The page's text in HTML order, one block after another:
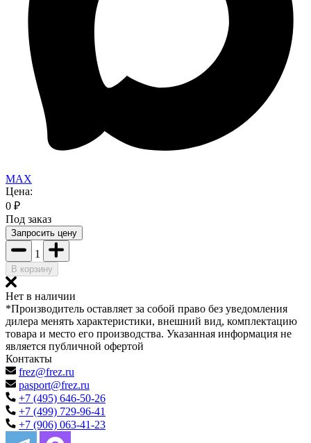
MAX
Цена:
0 ₽
Под заказ
Запросить цену
1
В корзину
Нет в наличии
*Производитель оставляет за собой право без уведомления
дилера менять характеристики, внешний вид, комплектацию
товара и место его производства. Указанная информация не
является публичной офертой
Контакты
frez@frez.ru
pasport@frez.ru
+7 (495) 646-50-26
+7 (499) 729-96-41
+7 (906) 063-41-23